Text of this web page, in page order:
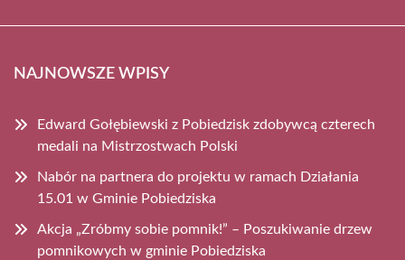
NAJNOWSZE WPISY
Edward Gołębiewski z Pobiedzisk zdobywcą czterech
medali na Mistrzostwach Polski
Nabór na partnera do projektu w ramach Działania
15.01 w Gminie Pobiedziska
Akcja „Zróbmy sobie pomnik!” – Poszukiwanie drzew
pomnikowych w gminie Pobiedziska